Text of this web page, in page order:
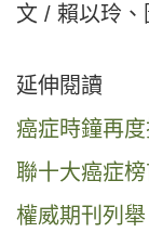
文 / 賴以玲
延伸閱讀
癌症時鐘再
聯十大癌症
權威期刊列